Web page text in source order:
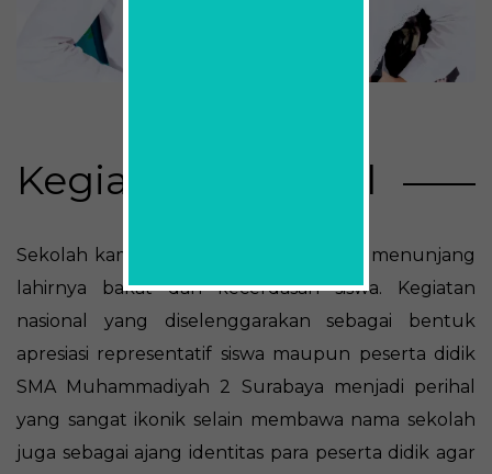
Kegiatan Nasional
Sekolah kami kaya akan kegiatan demi menunjang
lahirnya bakat dan kecerdasan siswa. Kegiatan
nasional yang diselenggarakan sebagai bentuk
apresiasi representatif siswa maupun peserta didik
SMA Muhammadiyah 2 Surabaya menjadi perihal
yang sangat ikonik selain membawa nama sekolah
juga sebagai ajang identitas para peserta didik agar